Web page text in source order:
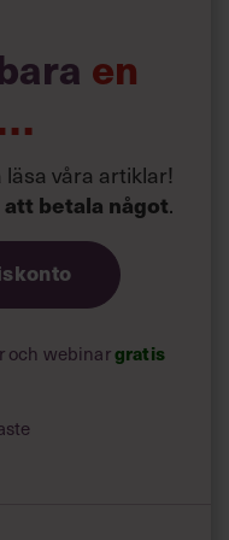
en
våra artiklar!
betala något.
och webinargratis